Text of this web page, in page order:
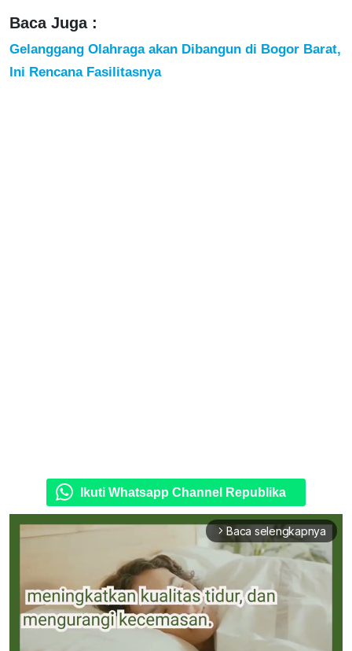
Baca Juga :
Gelanggang Olahraga akan Dibangun di Bogor Barat,
Ini Rencana Fasilitasnya
Ikuti Whatsapp Channel Republika
arrow_forward_ios Baca selengkapnya